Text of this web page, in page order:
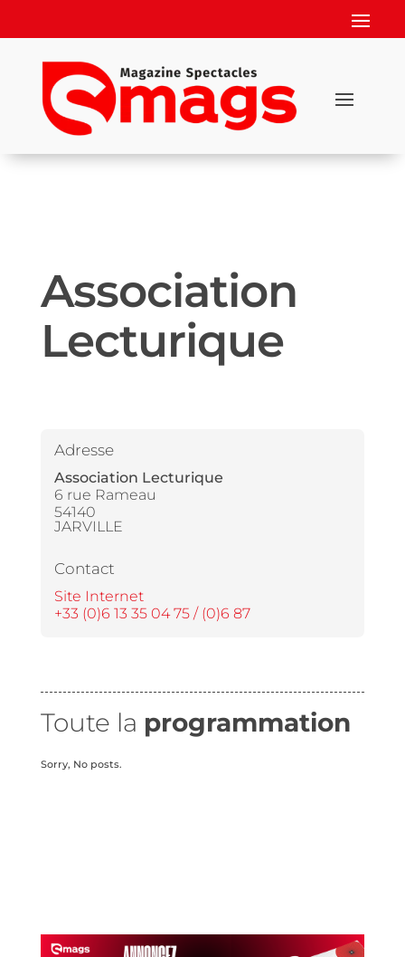
Association
Lecturique
Adresse
Association Lecturique
6 rue Rameau
54140
JARVILLE
Contact
Site Internet
+33 (0)6 13 35 04 75 / (0)6 87
Toute la programmation
Sorry, No posts.